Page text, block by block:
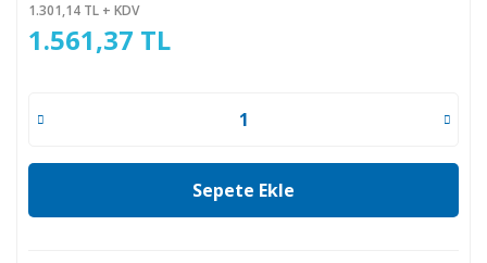
1.301,14 TL + KDV
1.561,37 TL
Sepete Ekle